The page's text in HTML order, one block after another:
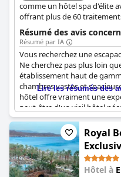
comme un hôtel spa d'élite
offrant plus de 60
chambres et de suites pour
gastronomique et
personnelle avec
transport VIP. Les clients
Vitalis Lounge.
Résumé des avis
Résumé par IA
Vous recherchez une
Ne cherchez pas plus loin
établissement haut de
chambres vastes et
hôtel offre vraiment une
peut-être d'un vieil hôtel
clients s'accordent à dire
luxueux et tranquille
l'équilibre parfait entre le
Vitalis Spa Hotel Eilat se
gamme qui prend vraiment
vacances de luxe en
Lire les résumés des
Royal
Hôtel à